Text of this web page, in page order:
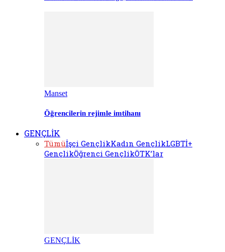
Manset
Öğrencilerin rejimle imtihanı
GENÇLİK
Tümüİşçi GençlikKadın GençlikLGBTİ+
GençlikÖğrenci GençlikÖTK’lar
GENÇLİK